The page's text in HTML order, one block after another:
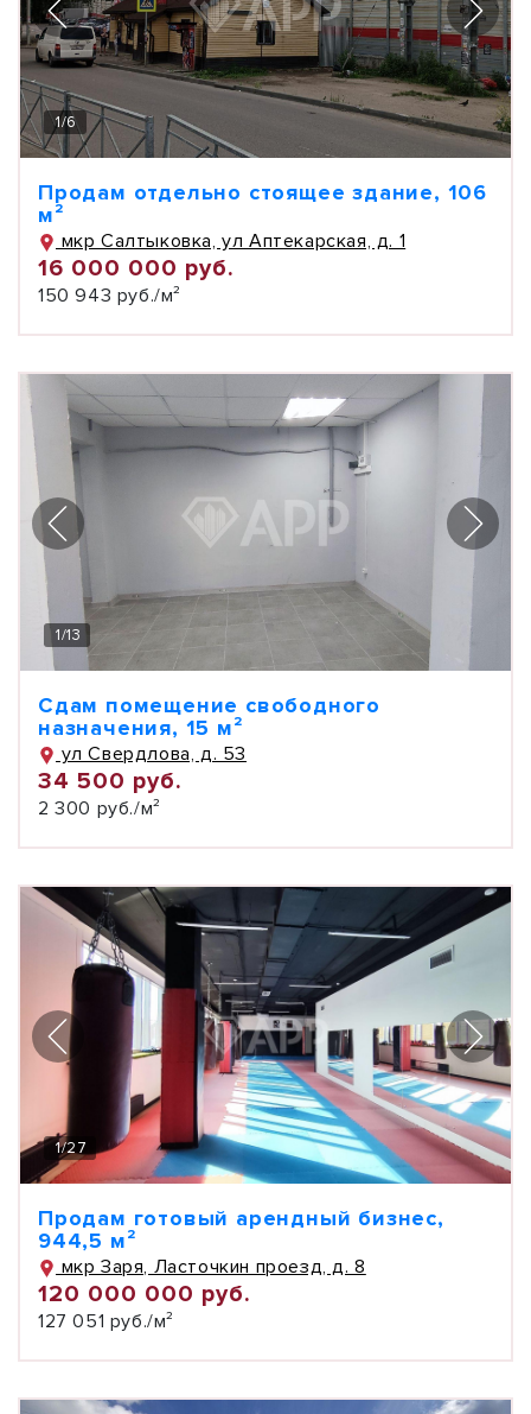
1/6
Продам отдельно стоящее здание, 106
м²
мкр Салтыковка, ул Аптекарская, д. 1
16 000 000 руб.
150 943 руб./м²
1/13
Сдам помещение свободного
назначения, 15 м²
ул Свердлова, д. 53
34 500 руб.
2 300 руб./м²
1/27
Продам готовый арендный бизнес,
944,5 м²
мкр Заря, Ласточкин проезд, д. 8
120 000 000 руб.
127 051 руб./м²